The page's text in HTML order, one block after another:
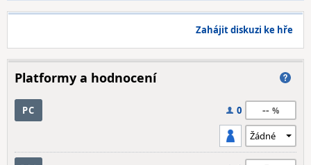
Zahájit diskuzi ke hře
Platformy a hodnocení
PC 0 --